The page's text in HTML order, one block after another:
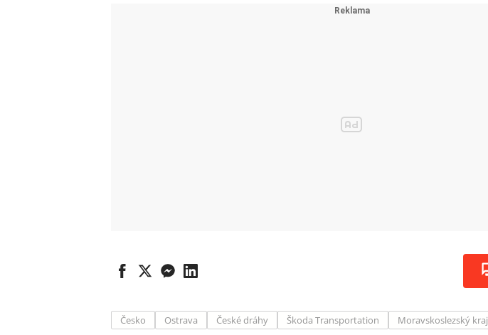
Česko Ostrava České dráhy Škoda Transportation Moravskoslezský kraj